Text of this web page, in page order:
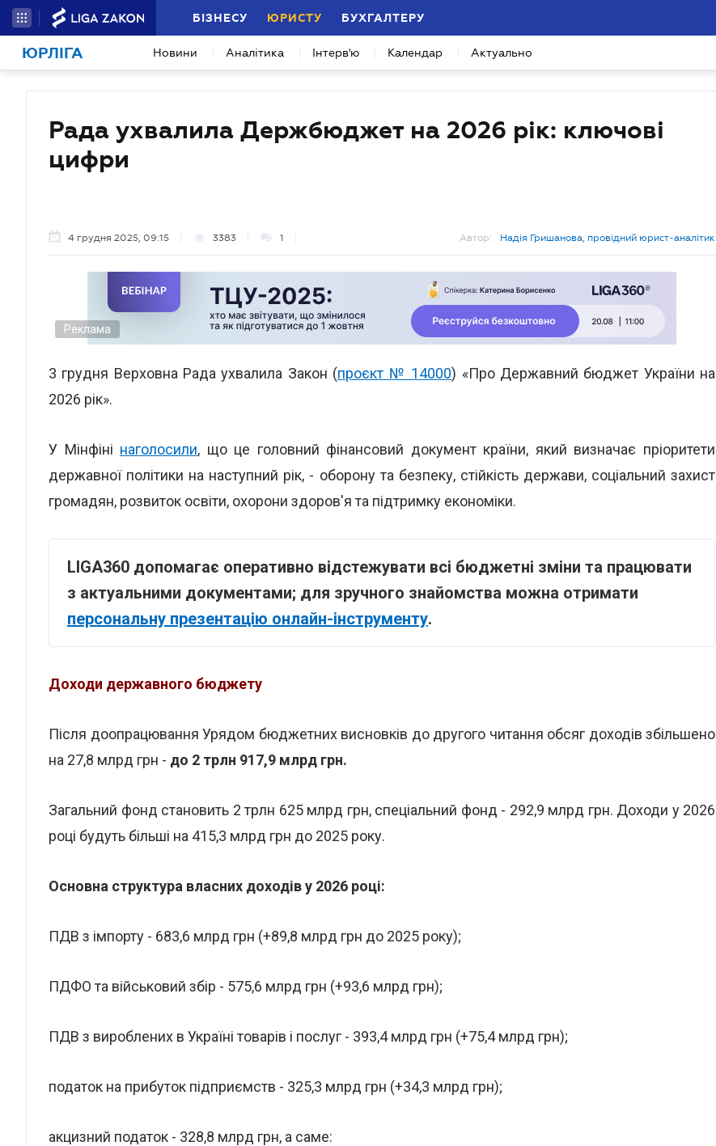
БІЗНЕСУ ЮРИСТУ БУХГАЛТЕРУ
ЮРЛІГА Новини Аналітика Інтерв'ю Календар Актуально
Рада ухвалила Держбюджет на 2026 рік: ключові
цифри
4 грудня 2025, 09:15 3383 1 Автор: Надія Гришанова, провідний юрист-аналітик
Реклама
3 грудня Верховна Рада ухвалила Закон (проєкт № 14000) «Про Державний бюджет України на
2026 рік».
У Мінфіні наголосили, що це головний фінансовий документ країни, який визначає пріоритети
державної політики на наступний рік, - оборону та безпеку, стійкість держави, соціальний захист
громадян, розвиток освіти, охорони здоров'я та підтримку економіки.
LIGA360 допомагає оперативно відстежувати всі бюджетні зміни та працювати
з актуальними документами; для зручного знайомства можна отримати
персональну презентацію онлайн-інструменту.
Доходи державного бюджету
Після доопрацювання Урядом бюджетних висновків до другого читання обсяг доходів збільшено
на 27,8 млрд грн - до 2 трлн 917,9 млрд грн.
Загальний фонд становить 2 трлн 625 млрд грн, спеціальний фонд - 292,9 млрд грн. Доходи у 2026
році будуть більші на 415,3 млрд грн до 2025 року.
Основна структура власних доходів у 2026 році:
ПДВ з імпорту - 683,6 млрд грн (+89,8 млрд грн до 2025 року);
ПДФО та військовий збір - 575,6 млрд грн (+93,6 млрд грн);
ПДВ з вироблених в Україні товарів і послуг - 393,4 млрд грн (+75,4 млрд грн);
податок на прибуток підприємств - 325,3 млрд грн (+34,3 млрд грн);
акцизний податок - 328,8 млрд грн, а саме: